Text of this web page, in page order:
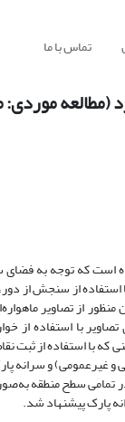
تماس با ما
(مطالعه
که توجه به فضای
از سنجش ‌از‌
تمامی سطح منطقه
پارک پیشنهاد شد.